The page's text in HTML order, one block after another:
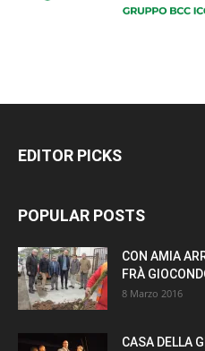
EDITOR PICKS
POPULAR POSTS
CON AMIA
FRÀ
8 Marzo 2016
CASA DELLA